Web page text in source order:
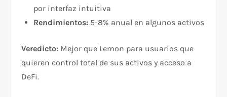
por interfaz intuitiva
Rendimientos: 5-8% anual en algunos activos
Veredicto: Mejor que Lemon para usuarios que
quieren control total de sus activos y acceso a
DeFi.